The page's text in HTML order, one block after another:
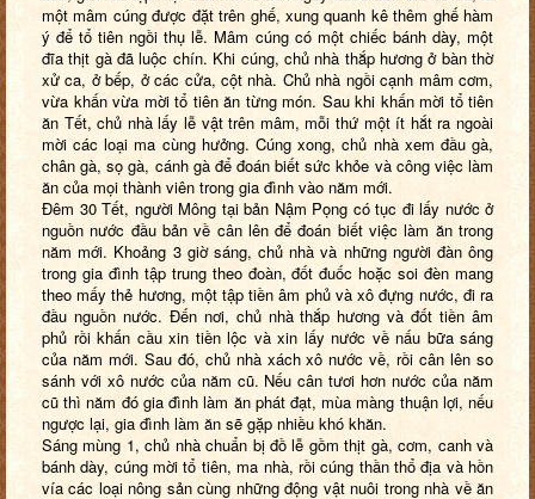
một mâm cúng được đặt trên ghế, xung quanh kê thêm ghế hàm
ý để tổ tiên ngồi thụ lễ. Mâm cúng có một chiếc bánh dày, một
đĩa thịt gà đã luộc chín. Khi cúng, chủ nhà thắp hương ở bàn thờ
xử ca, ở bếp, ở các cửa, cột nhà. Chủ nhà ngồi cạnh mâm cơm,
vừa khấn vừa mời tổ tiên ăn từng món. Sau khi khấn mời tổ tiên
ăn Tết, chủ nhà lấy lễ vật trên mâm, mỗi thứ một ít hắt ra ngoài
mời các loại ma cùng hưởng. Cúng xong, chủ nhà xem đầu gà,
chân gà, sọ gà, cánh gà để đoán biết sức khỏe và công việc làm
ăn của mọi thành viên trong gia đình vào năm mới.
Đêm 30 Tết, người Mông tại bản Nậm Pọng có tục đi lấy nước ở
nguồn nước đầu bản về cân lên để đoán biết việc làm ăn trong
năm mới. Khoảng 3 giờ sáng, chủ nhà và những người đàn ông
trong gia đình tập trung theo đoàn, đốt đuốc hoặc soi đèn mang
theo mấy thẻ hương, một tập tiền âm phủ và xô đựng nước, đi ra
đầu nguồn nước. Đến nơi, chủ nhà thắp hương và đốt tiền âm
phủ rồi khấn cầu xin tiền lộc và xin lấy nước về nấu bữa sáng
của năm mới. Sau đó, chủ nhà xách xô nước về, rồi cân lên so
sánh với xô nước của năm cũ. Nếu cân tươi hơn nước của năm
cũ thì năm đó gia đình làm ăn phát đạt, mùa màng thuận lợi, nếu
ngược lại, gia đình làm ăn sẽ gặp nhiều khó khăn.
Sáng mùng 1, chủ nhà chuẩn bị đồ lễ gồm thịt gà, cơm, canh và
bánh dày, cúng mời tổ tiên, ma nhà, rồi cúng thần thổ địa và hồn
vía các loại nông sản cùng những động vật nuôi trong nhà về ăn